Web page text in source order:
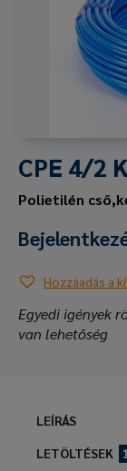
CPE 4/2
Polietilén
Hozzáadás a
Egyedi igények
van lehetőség
LEÍRÁS
LETÖLTÉSEK
1